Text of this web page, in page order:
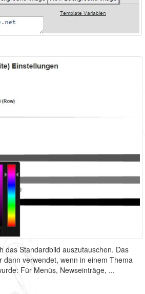
das Standardbild auszutauschen. Das
dann verwendet, wenn in einem Thema
Für Menüs, Newseinträge, ...